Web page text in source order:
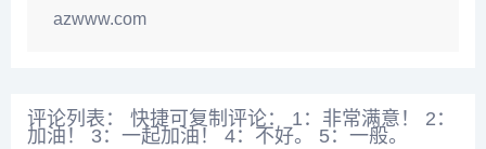
azwww.com
评论列表： 快捷可复制评论： 1：非常满意！ 2：
加油！ 3：一起加油！ 4：不好。 5：一般。